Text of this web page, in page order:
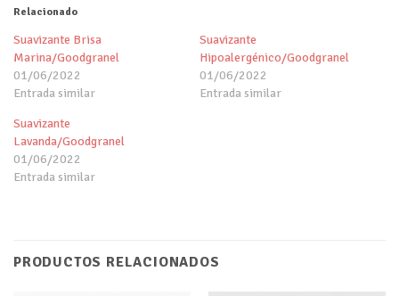
Relacionado
Suavizante Brisa
Marina/Goodgranel
01/06/2022
Entrada similar
Suavizante
Hipoalergénico/Goodgranel
01/06/2022
Entrada similar
Suavizante
Lavanda/Goodgranel
01/06/2022
Entrada similar
PRODUCTOS RELACIONADOS